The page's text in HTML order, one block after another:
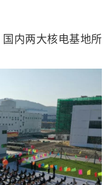
内两大核电基地所